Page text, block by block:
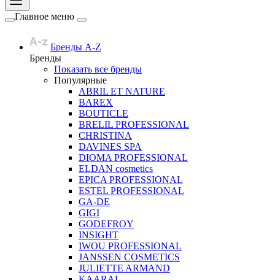
Главное меню
Бренды A-Z
Бренды
Показать все бренды
Популярные
ABRIL ET NATURE
BAREX
BOUTICLE
BRELIL PROFESSIONAL
CHRISTINA
DAVINES SPA
DIOMA PROFESSIONAL
ELDAN cosmetics
EPICA PROFESSIONAL
ESTEL PROFESSIONAL
GA-DE
GIGI
GODEFROY
INSIGHT
IWOU PROFESSIONAL
JANSSEN COSMETICS
JULIETTE ARMAND